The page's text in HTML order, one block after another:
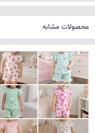
محصولات مشابه